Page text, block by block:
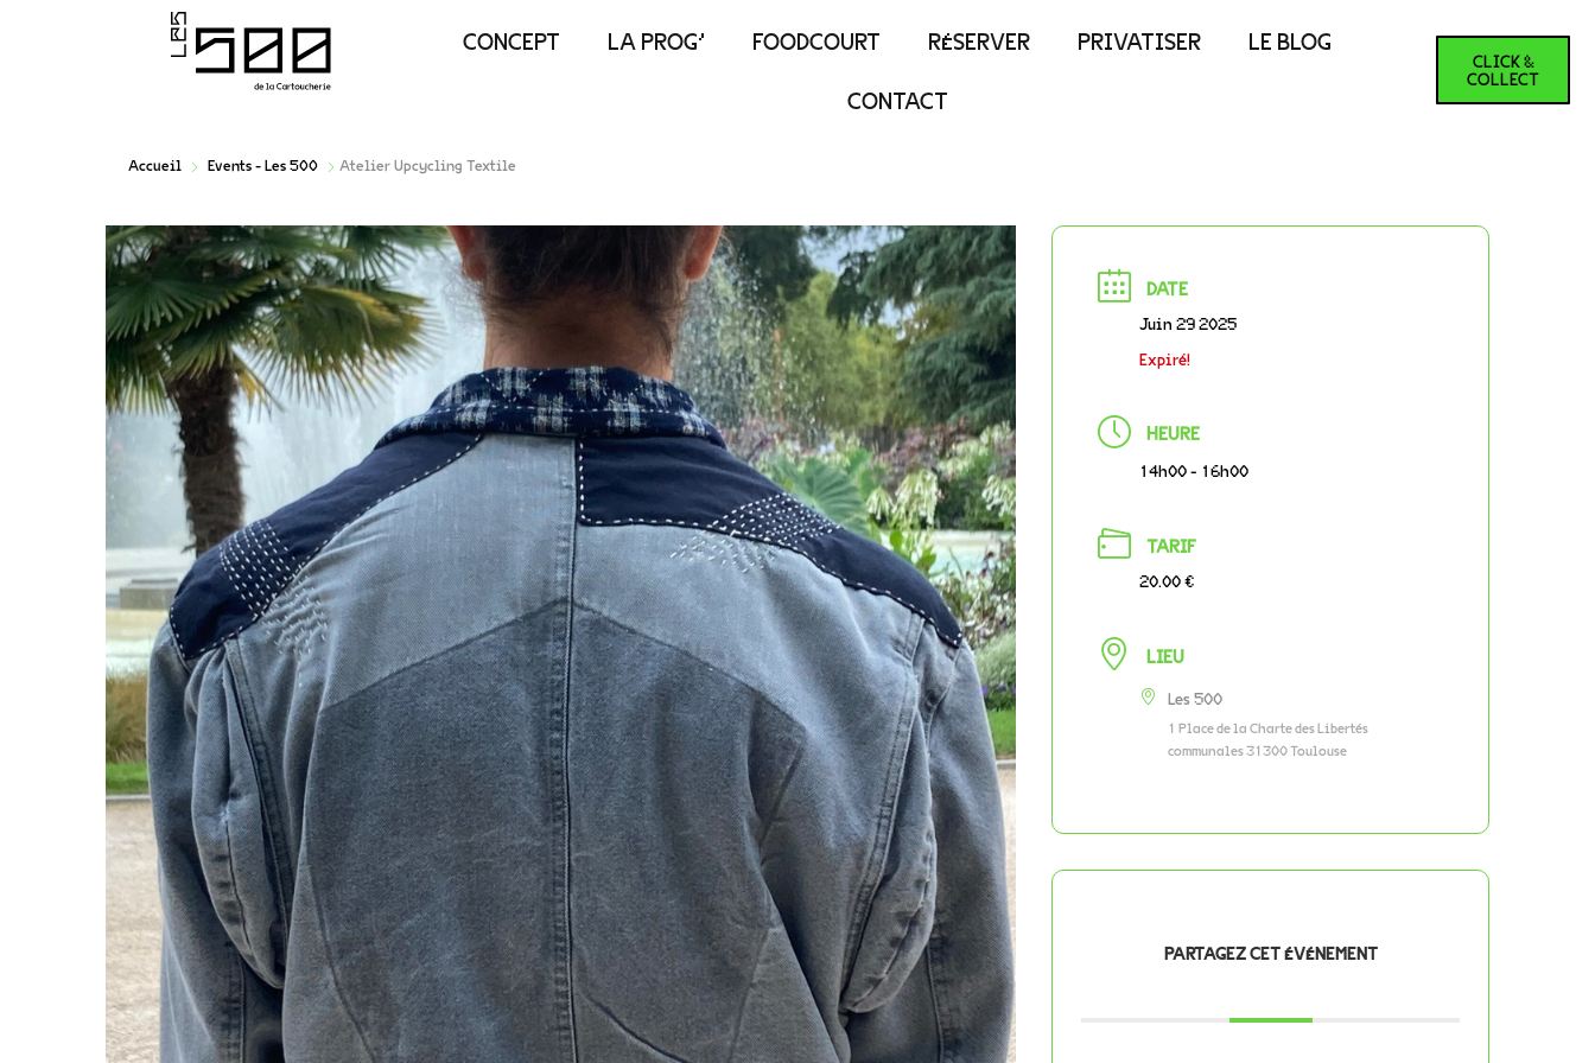
CONCEPT LA PROG’ FOODCOURT RÉSERVER PRIVATISER LE BLOG
CONTACT
CLICK &
COLLECT
Accueil Events - Les 500 Atelier Upcycling Textile
DATE
Juin 29 2025
Expiré!
HEURE
14h00 - 16h00
TARIF
20.00 €
LIEU
Les 500
1 Place de la Charte des Libertés
communales 31300 Toulouse
PARTAGEZ CET ÉVÉNEMENT